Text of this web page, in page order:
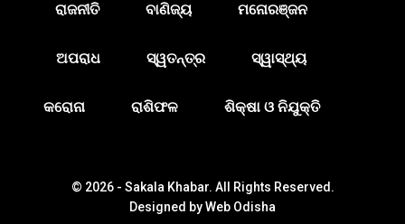
ରାଜନୀତି ବାଣିଜ୍ୟ ମନୋରଞ୍ଜନ
ଅପରାଧ ସ୍ୱତନ୍ତ୍ର ସ୍ୱାସ୍ଥ୍ୟ
କରୋନା ରାଶିଫଳ ଶିକ୍ଷା ଓ ନିଯୁକ୍ତି
© 2026 - Sakala Khabar. All Rights Reserved.
Designed byWeb Odisha